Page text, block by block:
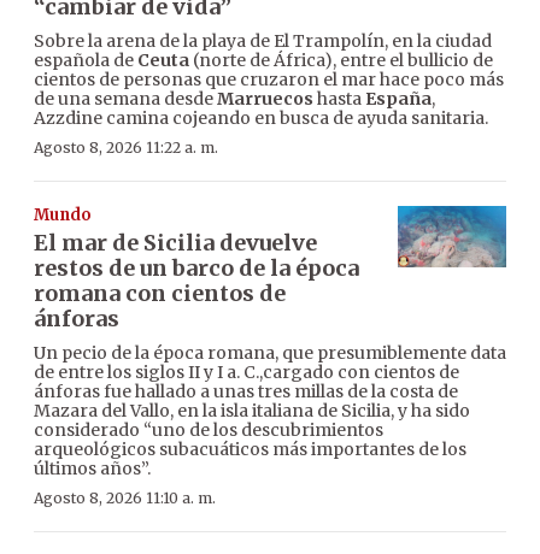
“cambiar de vida”
Sobre la arena de la playa de El Trampolín, en la ciudad
española de Ceuta (norte de África), entre el bullicio de
cientos de personas que cruzaron el mar hace poco más
de una semana desdeMarruecos hasta España,
Azzdine camina cojeando en busca de ayuda sanitaria.
Agosto 8, 2026 11:22 a. m.
Mundo
El mar de Sicilia devuelve
restos de un barco de la época
romana con cientos de
ánforas
Un pecio de la época romana, que presumiblemente data
de entre los siglos II y I a. C.,cargado con cientos de
ánforas fue hallado a unas tres millas de la costa de
Mazara del Vallo, en la isla italiana de Sicilia, y ha sido
considerado “uno de los descubrimientos
arqueológicos subacuáticos más importantes de los
últimos años”.
Agosto 8, 2026 11:10 a. m.